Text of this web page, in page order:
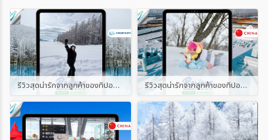
ของจริง !!
รีวิวสุดน่ารักจากลูกค้าของทิปออนทริปทัวร์ เส้นทาง ญี่ปุ่น ฮอกไกโด วินเทอร์ 6D4N รีวิวสุดน่ารักจากลูกค้าของทิปออนทริปทัวร์ เส้นทางฮาร์บิ้น